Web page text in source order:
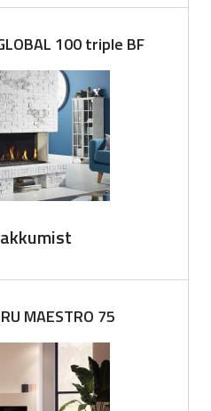
100 triple BF
MAESTRO 75